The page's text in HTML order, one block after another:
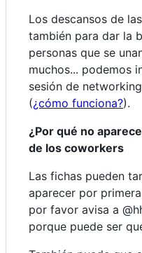
Los descansos de
también para dar la
personas que se
muchos... podemos
sesión de
(¿cómo funciona?).
¿Por qué no
de los coworkers
Las fichas pueden
aparecer por
por favor avisa a
porque puede ser